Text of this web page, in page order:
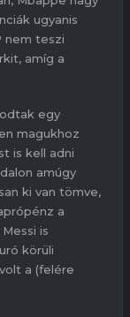
ugyanis
nem teszi
amíg a
egy
magukhoz
is kell adni
amúgy
ki van tömve,
a
is
körüli
a (felére